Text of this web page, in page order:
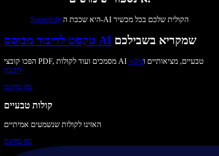
Speechify היא שכבת ה-AI הקולית שלכם בכל מכשיר
טקסט לדיבור מבוסס AI שמקריא בשבילכם
הפכו קובצי PDF, מסמכים ועוד לקולות AI טבעיים, מציאותיים ומלאי
הבעה
נסו בחינם
קולות טבעיים
האזינו לקולות שנשמעים אמיתיים
נסו בחינם